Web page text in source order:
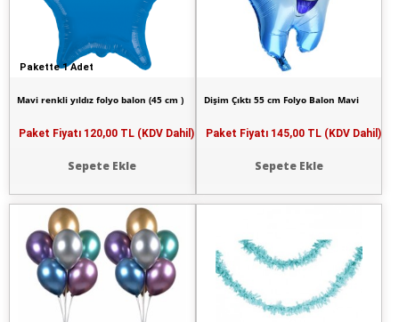
Pakette 1 Adet
Mavi renkli yıldız folyo balon (45 cm )
Paket Fiyatı 120,00 TL (KDV Dahil)
Sepete Ekle
Dişim Çıktı 55 cm Folyo Balon Mavi
Paket Fiyatı 145,00 TL (KDV Dahil)
Sepete Ekle